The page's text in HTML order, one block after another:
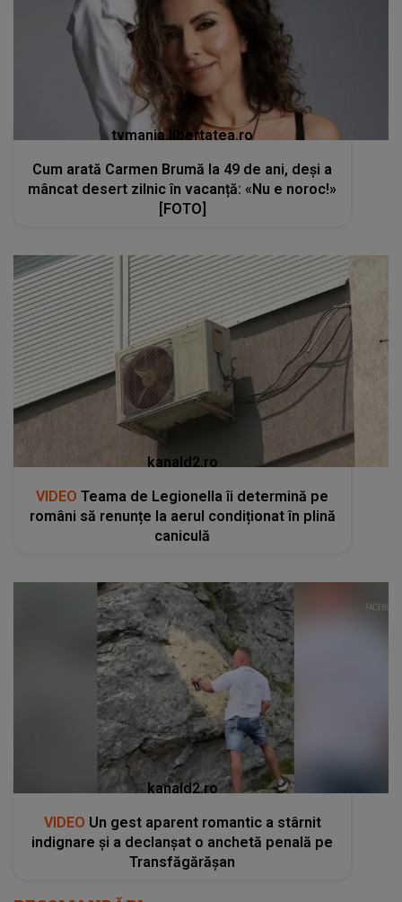
tvmania.libertatea.ro
Cum arată Carmen Brumă la 49 de ani, deși a
mâncat desert zilnic în vacanță: «Nu e noroc!»
[FOTO]
kanald2.ro
VIDEO Teama de Legionella îi determină pe
români să renunțe la aerul condiționat în plină
caniculă
kanald2.ro
VIDEO Un gest aparent romantic a stârnit
indignare și a declanșat o anchetă penală pe
Transfăgărășan